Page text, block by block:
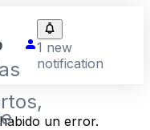
1 new
notification
un error.